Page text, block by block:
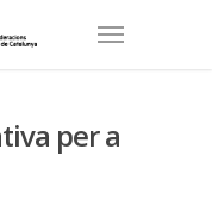
per a